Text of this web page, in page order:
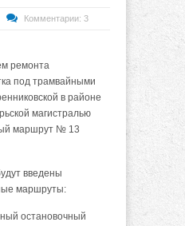
Комментарии: 3
ремонта
под трамвайными
в районе
магистралью
маршрут № 13
введены
маршруты:
остановочный